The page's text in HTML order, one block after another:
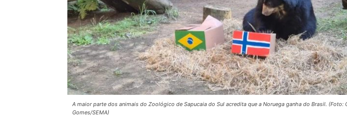
A maior parte dos animais do Zoológico de Sapucaia do Sul acredita que a Noruega ganha do Brasil. (Foto:
Gomes/SEMA)